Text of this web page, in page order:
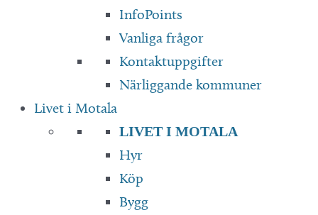
InfoPoints
Vanliga frågor
Kontaktuppgifter
Närliggande kommuner
Livet i Motala
LIVET I MOTALA
Hyr
Köp
Bygg